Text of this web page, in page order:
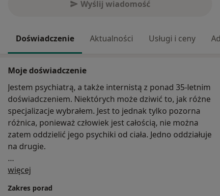
Wyślij wiadomość
Doświadczenie Aktualności Usługi i ceny
Moje doświadczenie
Jestem psychiatrą, a także internistą z ponad 35-letnim
doświadczeniem. Niektórych może dziwić to, jak różne
specjalizacje wybrałem. Jest to jednak tylko pozorna
różnica, ponieważ człowiek jest całością, nie można
zatem oddzielić jego psychiki od ciała. Jedno oddziałuje
na drugie.
Często zdarza się, że pacjent leczący się u internisty,
podłoże psychiczne, a nie jej przyczyny. Czy słyszałeś,
więcej
Zakres porad